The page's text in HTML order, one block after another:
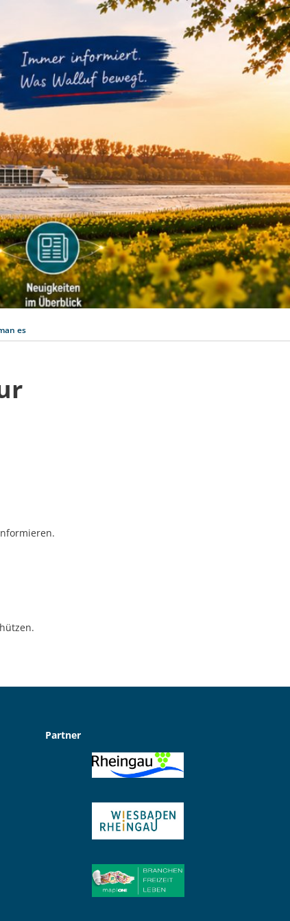
Barrierefreiheit
es
Partner